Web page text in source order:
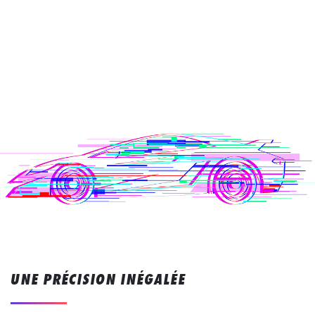
UNE PRÉCISION INÉGALÉE